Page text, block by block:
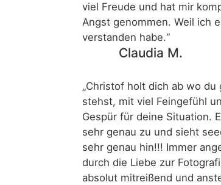
viel Freude und hat mir
Angst genommen. Weil ich
verstanden habe.“
Claudia M.
„Christof holt dich ab wo du
stehst, mit viel Feingefühl
Gespür für deine Situation.
sehr genau zu und sieht
sehr genau hin!!! Immer
durch die Liebe zur
absolut mitreißend und